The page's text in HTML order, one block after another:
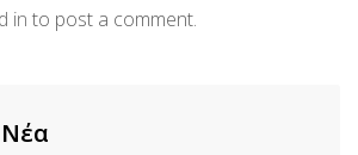
in to post a comment.